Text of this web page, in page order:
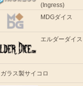
(Ingress)
MDGダイス
エルダーダイス
ガラス製サイコロ